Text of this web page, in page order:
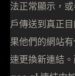
法正常顯示，
戶傳送到真正
果他們的網站
速更換新連結